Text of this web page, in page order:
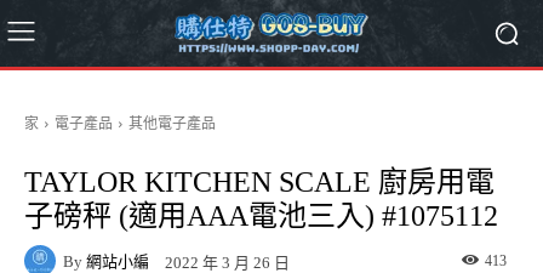
家 電子產品 其他電子產品
TAYLOR KITCHEN SCALE 廚房用電
子磅秤 (適用AAA電池三入) #1075112
By 網站小編 2022 年 3 月 26 日 413